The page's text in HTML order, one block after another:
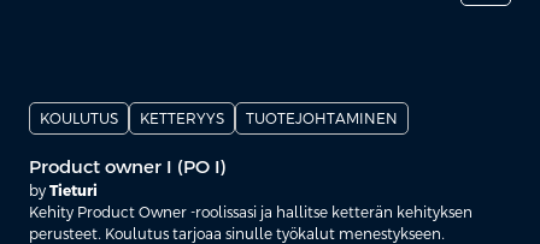
KOULUTUS KETTERYYS TUOTEJOHTAMINEN
Product owner I (PO I)
by Tieturi
Kehity Product Owner -roolissasi ja hallitse ketterän kehityksen
perusteet. Koulutus tarjoaa sinulle työkalut menestykseen.